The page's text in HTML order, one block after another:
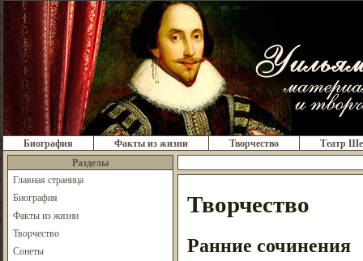
Биография Факты из жизни Творчество
Театр
Разделы
Главная страница
Биография
Факты из жизни
Творчество
Сонеты
Творчество
Ранние сочинения